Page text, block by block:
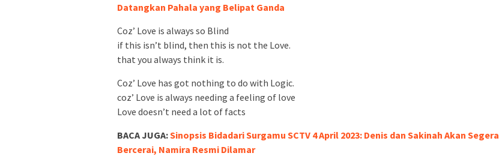
Datangkan Pahala yang Belipat Ganda
Coz’ Love is always so Blind
if this isn’t blind, then this is not the Love.
that you always think it is.
Coz’ Love has got nothing to do with Logic.
coz’ Love is always needing a feeling of love
Love doesn’t need a lot of facts
BACA JUGA:Sinopsis Bidadari Surgamu SCTV 4 April 2023: Denis dan Sakinah Akan Segera
Bercerai, Namira Resmi Dilamar